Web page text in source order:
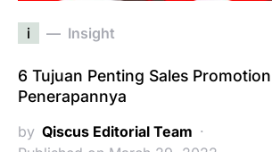
i Insight
6 Tujuan Penting Sales
Penerapannya
by Qiscus Editorial Team